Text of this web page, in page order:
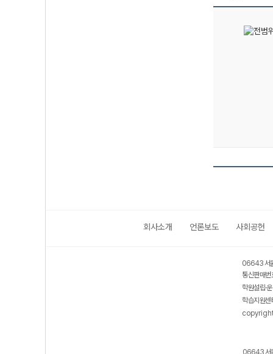
회사소개 언론보도 사회공헌
06643 서
통신판매
학원설립·
학습지원
06643 서